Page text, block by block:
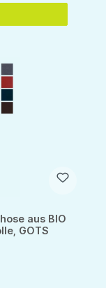
aus BIO
GOTS